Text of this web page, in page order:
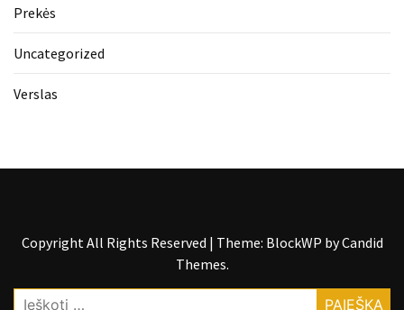
Prekės
Uncategorized
Verslas
Copyright All Rights Reserved | Theme: BlockWP byCandid
Themes.
Ieškoti: